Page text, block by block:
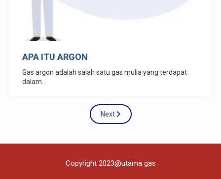
APA ITU ARGON
Gas argon adalah salah satu gas mulia yang terdapat
dalam..
Next
Copyright 2023@utama gas